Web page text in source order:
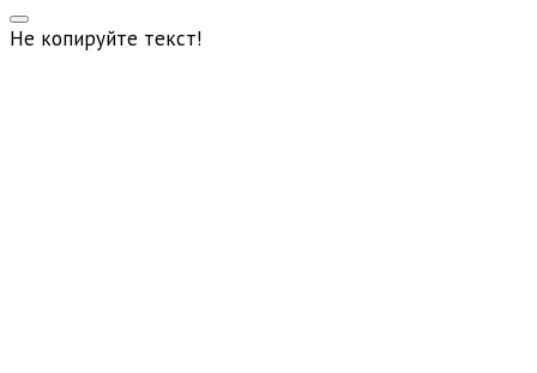
Не копируйте текст!